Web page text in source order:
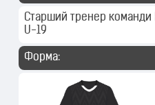
Старший тренер команди
U-19
Форма: